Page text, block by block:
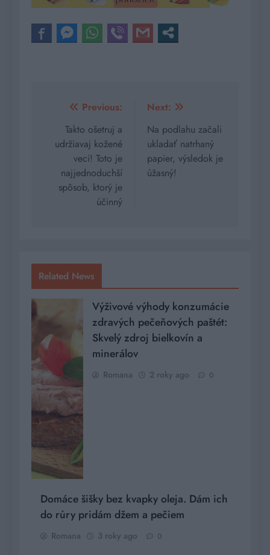
Navigácia
článku
Previous:
Takto ošetruj a
udržiavaj kožené
veci! Toto je
najjednoduchší
spôsob, ktorý je
účinný
Next:
Na podlahu začali
ukladať natrhaný
papier, výsledok je
úžasný!
Related News
Výživové výhody konzumácie
zdravých pečeňových paštét:
Skvelý zdroj bielkovín a
minerálov
Romana 2 roky ago 0
Domáce šišky bez kvapky oleja. Dám ich
do rúry pridám džem a pečiem
Romana 3 roky ago 0